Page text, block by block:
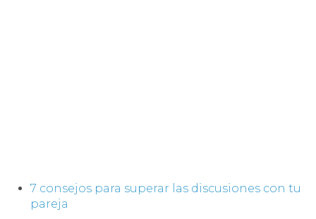
7 consejos para superar las discusiones con tu
pareja